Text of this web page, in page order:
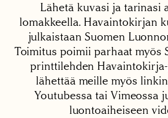
Lähetä kuvasi ja tarinasi
lomakkeella. Havaintokirjan
julkaistaan Suomen
Toimitus poimii parhaat myös
printtilehden
lähettää meille myös
Youtubessa tai Vimeossa
luontoaiheiseen